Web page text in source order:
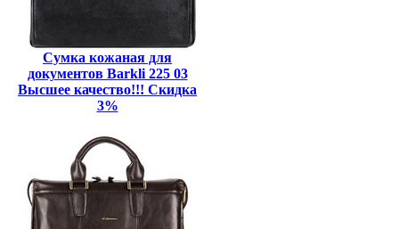
Сумка кожаная для
документов Barkli 225 03
Высшее качество!!! Скидка
3%